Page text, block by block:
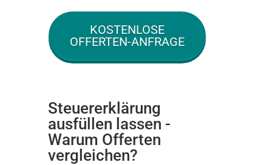
KOSTENLOSE
OFFERTEN-ANFRAGE
Steuererklärung
ausfüllen lassen -
Warum Offerten
vergleichen?